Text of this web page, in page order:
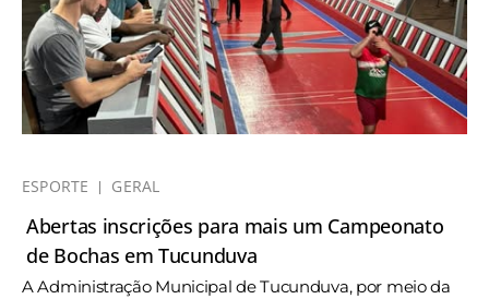
ESPORTE GERAL
Abertas inscrições para mais um Campeonato
de Bochas em Tucunduva
A Administração Municipal de Tucunduva, por meio da